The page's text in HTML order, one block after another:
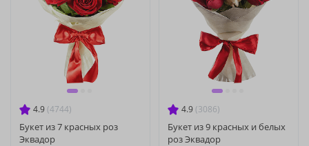
4.9 (4744)
Букет из 7 красных роз
Эквадор
4.9 (3086)
Букет из 9 красных и белых
роз Эквадор